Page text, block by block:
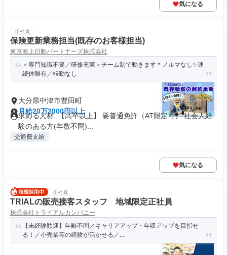
気になる
正社員
保険更新業務担当(既存のお客様担当)
東京海上日動パートナーズ株式会社
＜専門知識不要／研修充実＞チーム制で動きます＊ノルマなし✨連
続休暇有／転勤なし
大分県中津市豊田町
月給20万2000円以上
求める人材: 【高卒以上】 要普通免許（AT限定可） 社会人経
験のある方(年数不問)...
交通費支給
気になる
正社員
TRIALの販売接客スタッフ 地域限定正社員
株式会社トライアルカンパニー
【未経験歓迎】年齢不問／キャリアアップ・年収アップを目指せ
る！／小売業等の経験が活かせる／...